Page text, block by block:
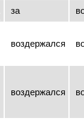
за
воздержался
воздержался